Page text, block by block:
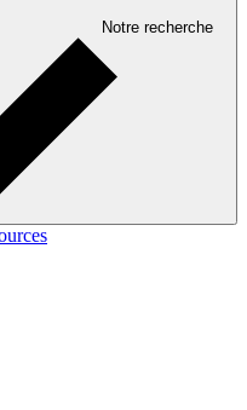
Notre recherche